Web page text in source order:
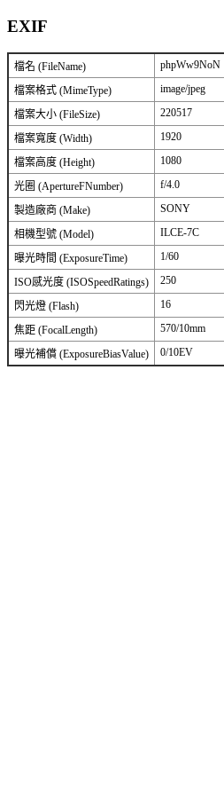
EXIF
檔名 (FileName) phpWw9NoN
檔案格式 (MimeType) image/jpeg
檔案大小 (FileSize) 220517
檔案寬度 (Width) 1920
檔案高度 (Height) 1080
光圈 (ApertureFNumber) f/4.0
製造廠商 (Make) SONY
相機型號 (Model) ILCE-7C
曝光時間 (ExposureTime) 1/60
ISO感光度 (ISOSpeedRatings) 250
閃光燈 (Flash) 16
焦距 (FocalLength) 570/10mm
曝光補償 (ExposureBiasValue) 0/10EV